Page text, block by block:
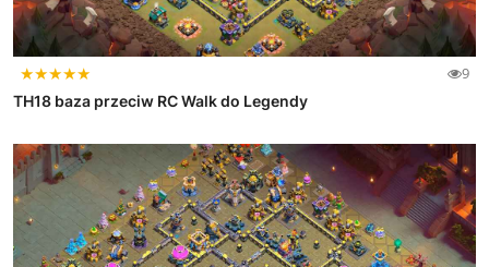
★★★★★ 9
TH18 baza przeciw RC Walk do Legendy